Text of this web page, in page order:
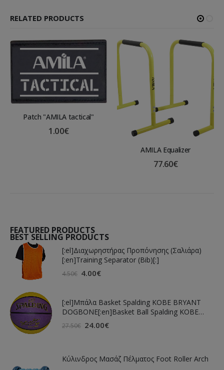
RELATED PRODUCTS
Patch "AMILA tactical"
1.00€
AMILA Equalizer
77.60€
FEATURED PRODUCTS
BEST SELLING PRODUCTS
[:el]Διαχωρηστήρας Προπόνησης (Σαλιάρα)
[:en]Training Separator (Bib)[:]
4.50€ 4.00€
[:el]Μπάλα Basket Spalding KOBE BRYANT
DOGBONE[:en]Basket Ball Spalding KOBE
BRYANT DOGBONE[:]
27.50€ 24.00€
Κύλινδρος Μασάζ Πέλματος Foot Roller Arch